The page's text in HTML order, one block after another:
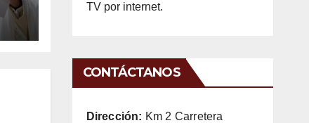
TV por internet.
CONTÁCTANOS
Dirección: Km 2 Carretera